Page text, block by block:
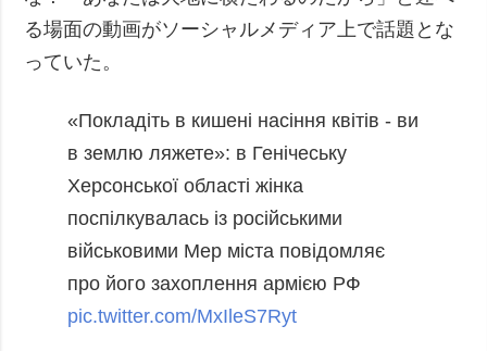
る場面の動画がソーシャルメディア上で話題とな
っていた。
«Покладіть в кишені насіння квітів - ви
в землю ляжете»: в Генічеську
Херсонської області жінка
поспілкувалась із російськими
військовими Мер міста повідомляє
про його захоплення армією РФ
pic.twitter.com/MxIleS7Ryt